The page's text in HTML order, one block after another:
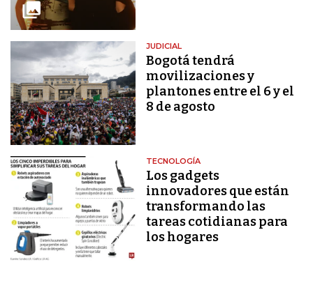
JUDICIAL
Bogotá tendrá
movilizaciones y
plantones entre el 6 y el
8 de agosto
TECNOLOGÍA
Los gadgets
innovadores que están
transformando las
tareas cotidianas para
los hogares